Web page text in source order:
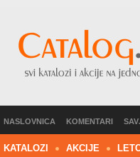
NASLOVNICA KOMENTARI
KATALOZI AKCIJE